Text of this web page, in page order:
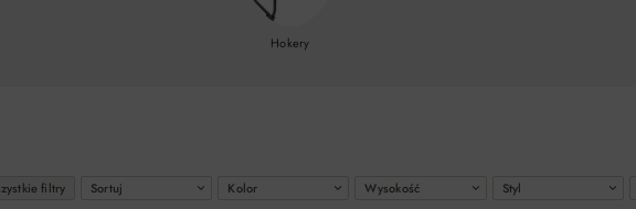
Hokery
filtry Sortuj Kolor Wysokość Styl